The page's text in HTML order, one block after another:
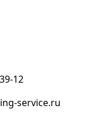
12
service.ru